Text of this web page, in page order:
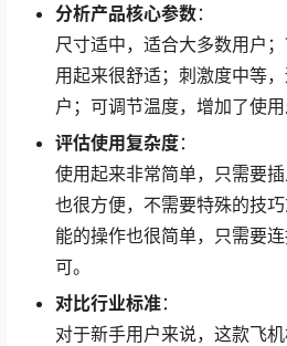
分析产品核心参数：
尺寸适中，适合大多数用户
用起来很舒适；刺激度中等
户；可调节温度，增加了使用
评估使用复杂度：
使用起来非常简单，只需要
也很方便，不需要特殊的技
能的操作也很简单，只需要
可。
对比行业标准：
对于新手用户来说，这款飞机